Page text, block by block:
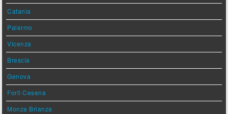
Catania
Palermo
Vicenza
Brescia
Genova
Forlì Cesena
Monza Brianza